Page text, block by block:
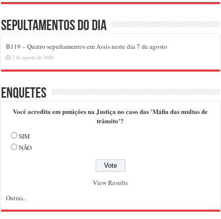
Sepultamentos do dia
B119 – Quatro sepultamentos em Assis neste dia 7 de agosto
7 de agosto de 2026
Enquetes
Você acredita em punições na Justiça no caso das 'Máfia das multas de
trânsito'?
SIM
NÃO
View Results
Outras..